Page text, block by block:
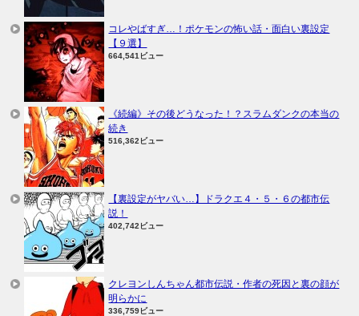
コレやばすぎ…！ポケモンの怖い話・面白い裏設定
【９選】
664,541ビュー
《続編》その後どうなった！？スラムダンクの本当の
続き
516,362ビュー
【裏設定がヤバい…】ドラクエ４・５・６の都市伝
説！
402,742ビュー
クレヨンしんちゃん都市伝説・作者の死因と裏の顔が
明らかに
336,759ビュー